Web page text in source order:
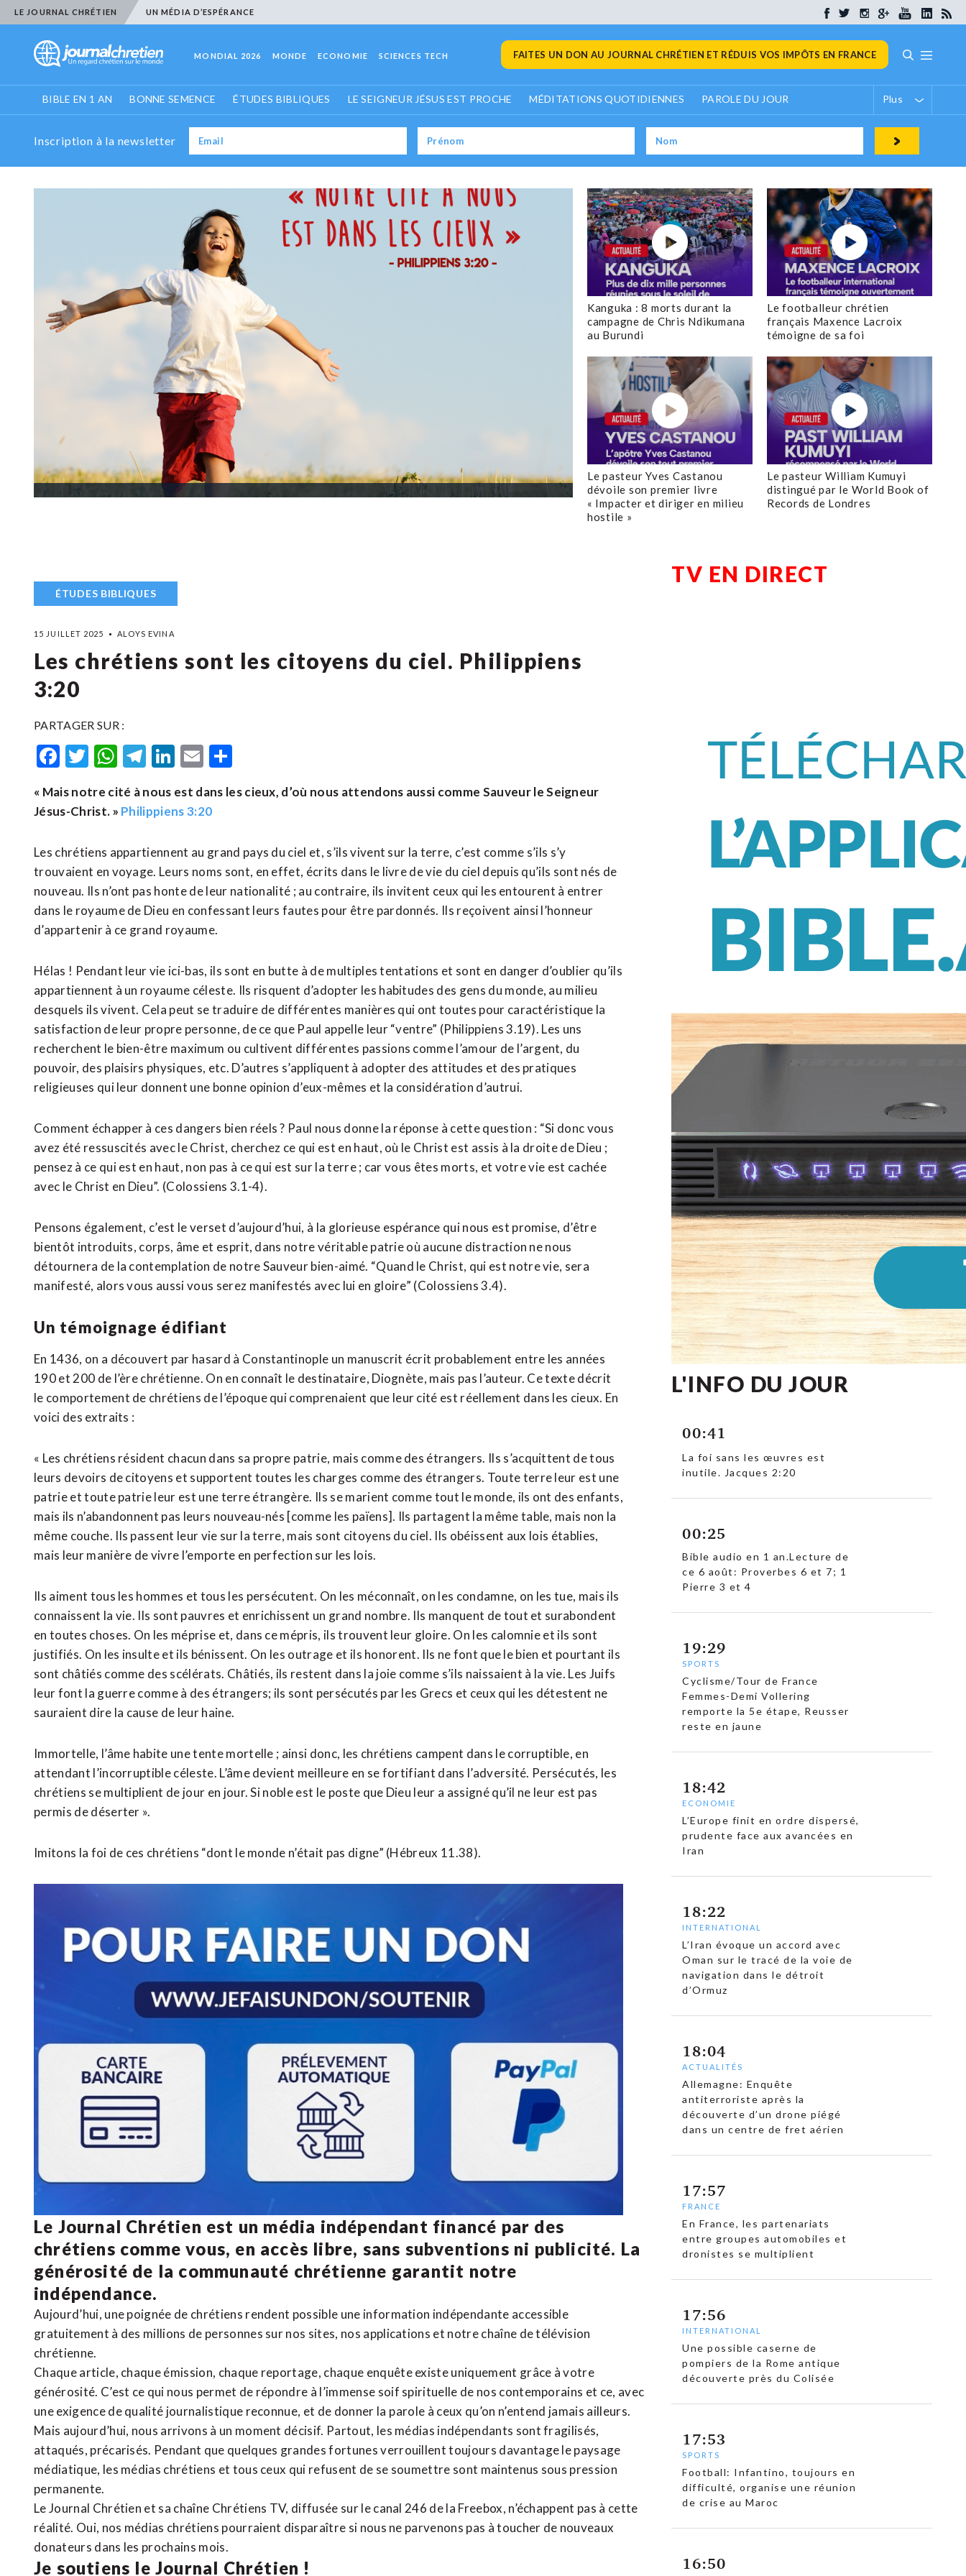
LE JOURNAL CHRÉTIEN UN MÉDIA D’ESPÉRANCE
MONDIAL 2026 MONDE ECONOMIE SCIENCES TECH FAITES UN DON AU JOURNAL CHRÉTIEN ET RÉDUIS VOS IMPÔTS EN FRANCE
BIBLE EN 1 AN BONNE SEMENCE ÉTUDES BIBLIQUES LE SEIGNEUR JÉSUS EST PROCHE MÉDITATIONS QUOTIDIENNES PAROLE DU JOUR Plus
Inscription à la newsletter
Kanguka : 8 morts durant la
campagne de Chris Ndikumana
au Burundi
Le footballeur chrétien
français Maxence Lacroix
témoigne de sa foi
Le pasteur Yves Castanou
dévoile son premier livre
« Impacter et diriger en milieu
hostile »
Le pasteur William Kumuyi
distingué par le World Book of
Records de Londres
ÉTUDES BIBLIQUES
15 JUILLET 2025 ALOYS EVINA
Les chrétiens sont les citoyens du ciel. Philippiens
3:20
PARTAGER SUR :
Facebook
Twitter
WhatsApp
Telegram
LinkedIn
Email
« Mais notre cité à nous est dans les cieux, d’où nous attendons aussi comme Sauveur le Seigneur
Jésus-Christ. » Philippiens 3:20
Les chrétiens appartiennent au grand pays du ciel et, s’ils vivent sur la terre, c’est comme s’ils s’y
trouvaient en voyage. Leurs noms sont, en effet, écrits dans le livre de vie du ciel depuis qu’ils sont nés de
nouveau. Ils n’ont pas honte de leur nationalité ; au contraire, ils invitent ceux qui les entourent à entrer
dans le royaume de Dieu en confessant leurs fautes pour être pardonnés. Ils reçoivent ainsi l’honneur
d’appartenir à ce grand royaume.
Hélas ! Pendant leur vie ici-bas, ils sont en butte à de multiples tentations et sont en danger d’oublier qu’ils
appartiennent à un royaume céleste. Ils risquent d’adopter les habitudes des gens du monde, au milieu
desquels ils vivent. Cela peut se traduire de différentes manières qui ont toutes pour caractéristique la
satisfaction de leur propre personne, de ce que Paul appelle leur “ventre” (Philippiens 3.19). Les uns
recherchent le bien-être maximum ou cultivent différentes passions comme l’amour de l’argent, du
pouvoir, des plaisirs physiques, etc. D’autres s’appliquent à adopter des attitudes et des pratiques
religieuses qui leur donnent une bonne opinion d’eux-mêmes et la considération d’autrui.
Comment échapper à ces dangers bien réels ? Paul nous donne la réponse à cette question : “Si donc vous
avez été ressuscités avec le Christ, cherchez ce qui est en haut, où le Christ est assis à la droite de Dieu ;
pensez à ce qui est en haut, non pas à ce qui est sur la terre ; car vous êtes morts, et votre vie est cachée
avec le Christ en Dieu”. (Colossiens 3.1-4).
Pensons également, c’est le verset d’aujourd’hui, à la glorieuse espérance qui nous est promise, d’être
bientôt introduits, corps, âme et esprit, dans notre véritable patrie où aucune distraction ne nous
détournera de la contemplation de notre Sauveur bien-aimé. “Quand le Christ, qui est notre vie, sera
manifesté, alors vous aussi vous serez manifestés avec lui en gloire” (Colossiens 3.4).
Un témoignage édifiant
En 1436, on a découvert par hasard à Constantinople un manuscrit écrit probablement entre les années
190 et 200 de l’ère chrétienne. On en connaît le destinataire, Diognète, mais pas l’auteur. Ce texte décrit
le comportement de chrétiens de l’époque qui comprenaient que leur cité est réellement dans les cieux. En
voici des extraits :
« Les chrétiens résident chacun dans sa propre patrie, mais comme des étrangers. Ils s’acquittent de tous
leurs devoirs de citoyens et supportent toutes les charges comme des étrangers. Toute terre leur est une
patrie et toute patrie leur est une terre étrangère. Ils se marient comme tout le monde, ils ont des enfants,
mais ils n’abandonnent pas leurs nouveau-nés [comme les païens]. Ils partagent la même table, mais non la
même couche. Ils passent leur vie sur la terre, mais sont citoyens du ciel. Ils obéissent aux lois établies,
mais leur manière de vivre l’emporte en perfection sur les lois.
Ils aiment tous les hommes et tous les persécutent. On les méconnaît, on les condamne, on les tue, mais ils
connaissent la vie. Ils sont pauvres et enrichissent un grand nombre. Ils manquent de tout et surabondent
en toutes choses. On les méprise et, dans ce mépris, ils trouvent leur gloire. On les calomnie et ils sont
justifiés. On les insulte et ils bénissent. On les outrage et ils honorent. Ils ne font que le bien et pourtant ils
sont châtiés comme des scélérats. Châtiés, ils restent dans la joie comme s’ils naissaient à la vie. Les Juifs
leur font la guerre comme à des étrangers; ils sont persécutés par les Grecs et ceux qui les détestent ne
sauraient dire la cause de leur haine.
Immortelle, l’âme habite une tente mortelle ; ainsi donc, les chrétiens campent dans le corruptible, en
attendant l’incorruptible céleste. L’âme devient meilleure en se fortifiant dans l’adversité. Persécutés, les
chrétiens se multiplient de jour en jour. Si noble est le poste que Dieu leur a assigné qu’il ne leur est pas
permis de déserter ».
Imitons la foi de ces chrétiens “dont le monde n’était pas digne” (Hébreux 11.38).
Le Journal Chrétien est un média indépendant financé par des
chrétiens comme vous, en accès libre, sans subventions ni publicité. La
générosité de la communauté chrétienne garantit notre
indépendance.
Aujourd’hui, une poignée de chrétiens rendent possible une information indépendante accessible
gratuitement à des millions de personnes sur nos sites, nos applications et notrechaîne de télévision
chrétienne.
Chaque article, chaque émission, chaque reportage, chaque enquête existe uniquement grâce à votre
générosité. C’est ce qui nous permet de répondre à l’immense soif spirituelle de nos contemporains et ce, avec
une exigence de qualité journalistique reconnue, et de donner la parole à ceux qu’on n’entend jamais ailleurs.
Mais aujourd’hui, nous arrivons à un moment décisif. Partout, les médias indépendants sont fragilisés,
attaqués, précarisés. Pendant que quelques grandes fortunes verrouillent toujours davantage le paysage
médiatique, les médias chrétiens et tous ceux qui refusent de se soumettre sont maintenus sous pression
permanente.
Le Journal Chrétien et sa chaîne Chrétiens TV, diffusée sur le canal 246 de la Freebox, n’échappent pas à cette
réalité. Oui, nos médias chrétiens pourraient disparaître si nous ne parvenons pas à toucher de nouveaux
donateurs dans les prochains mois.
Je soutiens le Journal Chrétien !
TV EN DIRECT
L'INFO DU JOUR
00:41
La foi sans les œuvres est
inutile. Jacques 2:20
00:25
Bible audio en 1 an.Lecture de
ce 6 août: Proverbes 6 et 7; 1
Pierre 3 et 4
19:29
SPORTS
Cyclisme/Tour de France
Femmes-Demi Vollering
remporte la 5e étape, Reusser
reste en jaune
18:42
ECONOMIE
L’Europe finit en ordre dispersé,
prudente face aux avancées en
Iran
18:22
INTERNATIONAL
L’Iran évoque un accord avec
Oman sur le tracé de la voie de
navigation dans le détroit
d’Ormuz
18:04
ACTUALITÉS
Allemagne: Enquête
antiterroriste après la
découverte d’un drone piégé
dans un centre de fret aérien
17:57
FRANCE
En France, les partenariats
entre groupes automobiles et
dronistes se multiplient
17:56
INTERNATIONAL
Une possible caserne de
pompiers de la Rome antique
découverte près du Colisée
17:53
SPORTS
Football: Infantino, toujours en
difficulté, organise une réunion
de crise au Maroc
16:50